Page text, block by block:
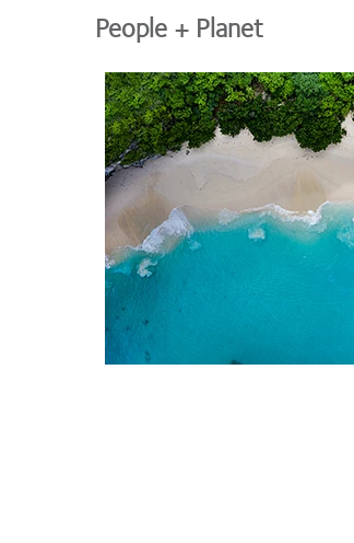
People + Planet